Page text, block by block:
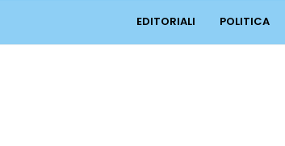
EDITORIALI POLITICA